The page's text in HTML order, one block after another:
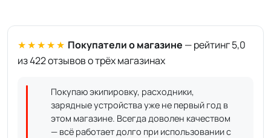
★★★★★ Покупатели о магазине — рейтинг 5,0
из 422 отзывов о трёх магазинах
Покупаю экипировку, расходники,
зарядные устройства уже не первый год в
этом магазине. Всегда доволен качеством
— всё работает долго при использовании с